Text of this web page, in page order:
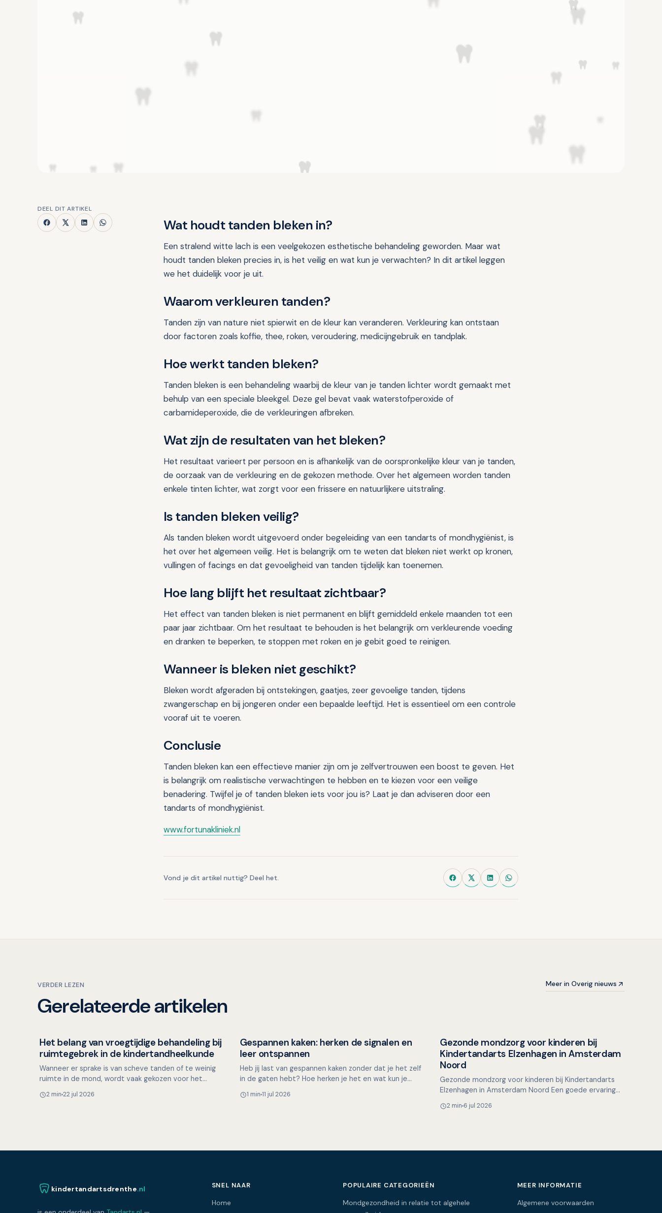
DEEL DIT ARTIKEL
Wat houdt tanden bleken in?
Een stralend witte lach is een veelgekozen esthetische behandeling geworden. Maar wat
houdt tanden bleken precies in, is het veilig en wat kun je verwachten? In dit artikel leggen
we het duidelijk voor je uit.
Waarom verkleuren tanden?
Tanden zijn van nature niet spierwit en de kleur kan veranderen. Verkleuring kan ontstaan
door factoren zoals koffie, thee, roken, veroudering, medicijngebruik en tandplak.
Hoe werkt tanden bleken?
Tanden bleken is een behandeling waarbij de kleur van je tanden lichter wordt gemaakt met
behulp van een speciale bleekgel. Deze gel bevat vaak waterstofperoxide of
carbamideperoxide, die de verkleuringen afbreken.
Wat zijn de resultaten van het bleken?
Het resultaat varieert per persoon en is afhankelijk van de oorspronkelijke kleur van je tanden,
de oorzaak van de verkleuring en de gekozen methode. Over het algemeen worden tanden
enkele tinten lichter, wat zorgt voor een frissere en natuurlijkere uitstraling.
Is tanden bleken veilig?
Als tanden bleken wordt uitgevoerd onder begeleiding van een tandarts of mondhygiënist, is
het over het algemeen veilig. Het is belangrijk om te weten dat bleken niet werkt op kronen,
vullingen of facings en dat gevoeligheid van tanden tijdelijk kan toenemen.
Hoe lang blijft het resultaat zichtbaar?
Het effect van tanden bleken is niet permanent en blijft gemiddeld enkele maanden tot een
paar jaar zichtbaar. Om het resultaat te behouden is het belangrijk om verkleurende voeding
en dranken te beperken, te stoppen met roken en je gebit goed te reinigen.
Wanneer is bleken niet geschikt?
Bleken wordt afgeraden bij ontstekingen, gaatjes, zeer gevoelige tanden, tijdens
zwangerschap en bij jongeren onder een bepaalde leeftijd. Het is essentieel om een controle
vooraf uit te voeren.
Conclusie
Tanden bleken kan een effectieve manier zijn om je zelfvertrouwen een boost te geven. Het
is belangrijk om realistische verwachtingen te hebben en te kiezen voor een veilige
benadering. Twijfel je of tanden bleken iets voor jou is? Laat je dan adviseren door een
tandarts of mondhygiënist.
www.fortunakliniek.nl
Vond je dit artikel nuttig? Deel het.
VERDER LEZEN
Gerelateerde artikelen
Meer in Overig nieuws
Kinderen en mondgezondheid
Het belang van vroegtijdige behandeling bij
ruimtegebrek in de kindertandheelkunde
Wanneer er sprake is van scheve tanden of te weinig
ruimte in de mond, wordt vaak gekozen voor het
noodzakeli…
2 min 22 jul 2026
Mondgezondheid in relatie tot algehele gezondheid
Gespannen kaken: herken de signalen en
leer ontspannen
Heb jij last van gespannen kaken zonder dat je het zelf
in de gaten hebt? Hoe herken je het en wat kun je
een…
1 min 11 jul 2026
Overig nieuws
Gezonde mondzorg voor kinderen bij
Kindertandarts Elzenhagen in Amsterdam
Noord
Gezonde mondzorg voor kinderen bij Kindertandarts
Elzenhagen in Amsterdam Noord Een goede ervaring
van een g…
2 min 6 jul 2026
kindertandartsdrenthe.nl SNEL NAAR
Home
POPULAIRE CATEGORIEËN
Mondgezondheid in relatie tot algehele
MEER INFORMATIE
Algemene voorwaarden